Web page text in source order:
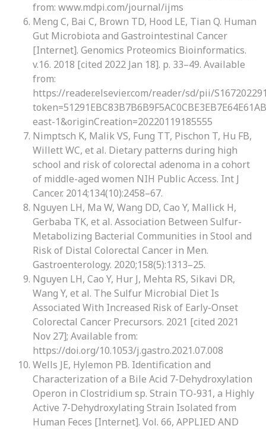
from: www.mdpi.com/journal/ijms
Meng C, Bai C, Brown TD, Hood LE, Tian Q. Human
Gut Microbiota and Gastrointestinal Cancer
[Internet]. Genomics Proteomics Bioinformatics.
v.16. 2018 [cited 2022 Jan 18]. p. 33–49. Available
from:
https://reader.elsevier.com/reader/sd/pii/
east-1&originCreation=20220119185555
Nimptsch K, Malik VS, Fung TT, Pischon T, Hu FB,
Willett WC, et al. Dietary patterns during high
school and risk of colorectal adenoma in a cohort
of middle-aged women NIH Public Access. Int J
Cancer. 2014;134(10):2458–67.
Nguyen LH, Ma W, Wang DD, Cao Y, Mallick H,
Gerbaba TK, et al. Association Between Sulfur-
Metabolizing Bacterial Communities in Stool and
Risk of Distal Colorectal Cancer in Men.
Gastroenterology. 2020;158(5):1313–25.
Nguyen LH, Cao Y, Hur J, Mehta RS, Sikavi DR,
Wang Y, et al. The Sulfur Microbial Diet Is
Associated With Increased Risk of Early-Onset
Colorectal Cancer Precursors. 2021 [cited 2021
Nov 27]; Available from:
https://doi.org/10.1053/j.gastro.2021.07.008
Wells JE, Hylemon PB. Identification and
Characterization of a Bile Acid 7-Dehydroxylation
Operon in Clostridium sp. Strain TO-931, a Highly
Active 7-Dehydroxylating Strain Isolated from
Human Feces [Internet]. Vol. 66, APPLIED AND